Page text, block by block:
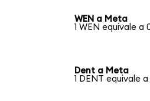
WEN a Meta
1 WEN equivale a
Dent a Meta
1 DENT equivale